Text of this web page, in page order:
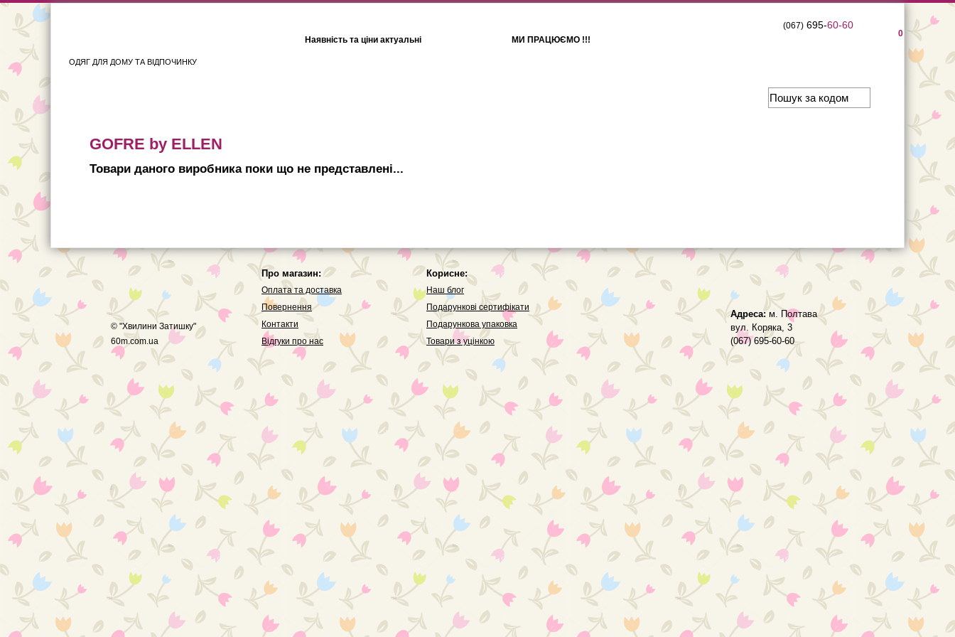
ОДЯГ ДЛЯ ДОМУ ТА ВІДПОЧИНКУ
Наявність та ціни актуальні МИ ПРАЦЮЄМО !!!
0
(067)695-60-60
GOFRE by ELLEN
Товари даного виробника поки що не представленi...
© "Хвилини Затишку"
60m.com.ua
Про магазин:
Оплата та доставка
Повернення
Контакти
Вiдгуки про нас
Корисне:
Наш блог
Подарункові сертифікати
Подарункова упаковка
Товари з уцінкою
Адреса:м. Полтава
вул. Коряка, 3
(067) 695-60-60